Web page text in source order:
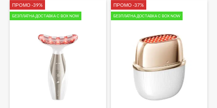
ПРОМО -39%
БЕЗПЛАТНА ДОСТАВКА С BOX NOW
ПРОМО -37%
БЕЗПЛАТНА ДОСТАВКА С BOX NOW